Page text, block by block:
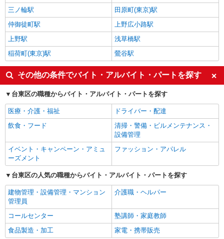
三ノ輪駅
田原町(東京)駅
仲御徒町駅
上野広小路駅
上野駅
浅草橋駅
稲荷町(東京)駅
鶯谷駅
その他の条件でバイト・アルバイト・パートを探す
台東区の職種からバイト・アルバイト・パートを探す
医療・介護・福祉
ドライバー・配達
飲食・フード
清掃・警備・ビルメンテナンス・
設備管理
イベント・キャンペーン・アミュ
ーズメント
ファッション・アパレル
台東区の人気の職種からバイト・アルバイト・パートを探す
建物管理・設備管理・マンション
管理員
介護職・ヘルパー
コールセンター
塾講師・家庭教師
食品製造・加工
家電・携帯販売